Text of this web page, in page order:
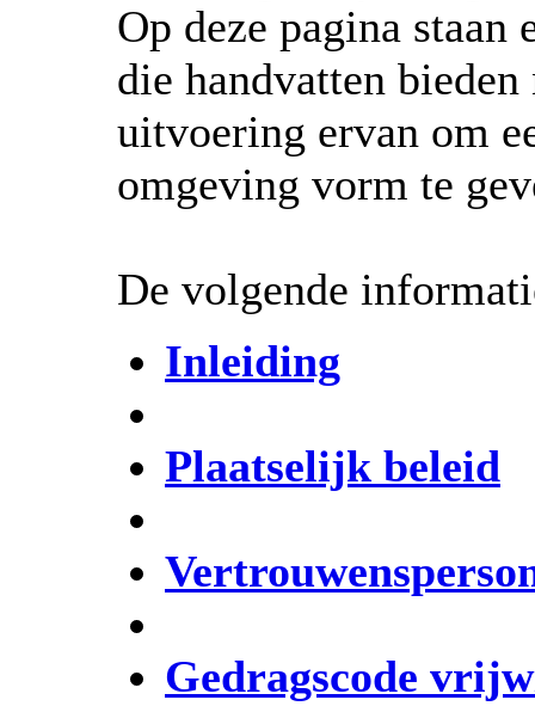
Op deze pagina staan
die handvatten
uitvoering ervan om
omgeving vorm te
De volgende
Inleiding
Plaatselijk beleid
Gedragscode